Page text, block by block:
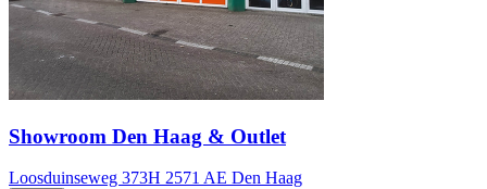
Showroom Den Haag & Outlet
Loosduinseweg 373H 2571 AE Den Haag